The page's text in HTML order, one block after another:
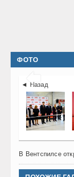
ФОТО

◄ Назад
В Вентспилсе